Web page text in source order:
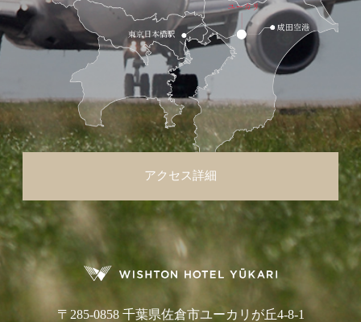
アクセス詳細
〒285-0858 千葉県佐倉市ユーカリが丘4-8-1